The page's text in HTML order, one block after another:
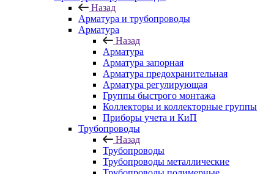
Назад
Арматура и трубопроводы
Арматура
Назад
Арматура
Арматура запорная
Арматура предохранительная
Арматура регулирующая
Группы быстрого монтажа
Коллекторы и коллекторные группы
Приборы учета и КиП
Трубопроводы
Назад
Трубопроводы
Трубопроводы металлические